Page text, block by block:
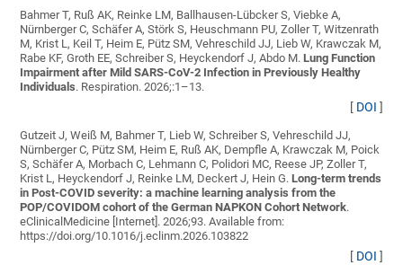
Bahmer T, Ruß AK, Reinke LM, Ballhausen-Lübcker S, Viebke A,
Nürnberger C, Schäfer A, Störk S, Heuschmann PU, Zoller T, Witzenrath
M, Krist L, Keil T, Heim E, Pütz SM, Vehreschild JJ, Lieb W, Krawczak M,
Rabe KF, Groth EE, Schreiber S, Heyckendorf J, Abdo M.Lung Function
Impairment after Mild SARS-CoV-2 Infection in Previously Healthy
Individuals. Respiration. 2026;:1–13.
[ DOI ]
Gutzeit J, Weiß M, Bahmer T, Lieb W, Schreiber S, Vehreschild JJ,
Nürnberger C, Pütz SM, Heim E, Ruß AK, Dempfle A, Krawczak M, Poick
S, Schäfer A, Morbach C, Lehmann C, Polidori MC, Reese JP, Zoller T,
Krist L, Heyckendorf J, Reinke LM, Deckert J, Hein G.Long-term trends
in Post-COVID severity: a machine learning analysis from the
POP/COVIDOM cohort of the German NAPKON Cohort Network.
eClinicalMedicine [Internet]. 2026;93. Available from:
https://doi.org/10.1016/j.eclinm.2026.103822
[ DOI ]